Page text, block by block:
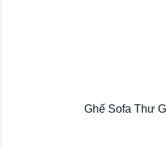
Ghế Sofa Thư